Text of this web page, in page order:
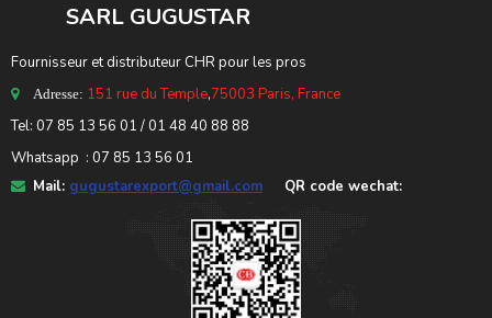
SARL GUGUSTAR
Fournisseur et distributeur CHR pour les pros
Adresse: 151 rue du Temple,75003 Paris, France
Tel: 07 85 13 56 01 / 01 48 40 88 88
Whatsapp : 07 85 13 56 01
Mail: gugustarexport@gmail.com QR code wechat: